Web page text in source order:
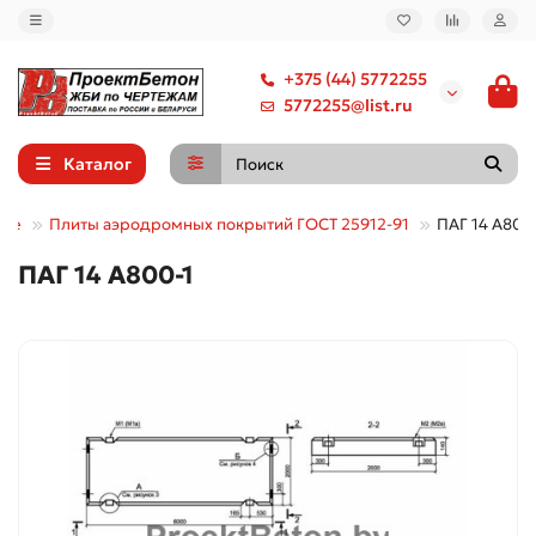
+375 (44) 5772255
5772255@list.ru
Каталог
Плиты аэродромных покрытий ГОСТ 25912-91 ПАГ 14
ПАГ 14 А800-1